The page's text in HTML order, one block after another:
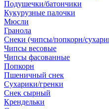
Подушечки/батончики
Кукурузные палочки
Мюсли
Гранола
Снеки (чипсы/попкорн/
Чипсы весовые
Чипсы фасованные
Попкорн
Пшеничный снек
Сухарики/гренки
Снек сырный
Крендельки